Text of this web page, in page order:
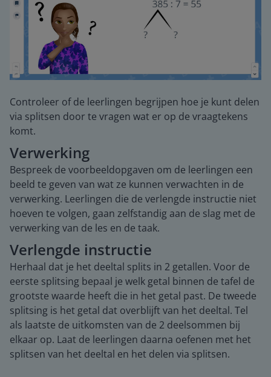
Controleer of de leerlingen begrijpen hoe je kunt delen
via splitsen door te vragen wat er op de vraagtekens
komt.
Verwerking
Bespreek de voorbeeldopgaven om de leerlingen een
beeld te geven van wat ze kunnen verwachten in de
verwerking. Leerlingen die de verlengde instructie niet
hoeven te volgen, gaan zelfstandig aan de slag met de
verwerking van de les en de taak.
Verlengde instructie
Herhaal dat je het deeltal splits in 2 getallen. Voor de
eerste splitsing bepaal je welk getal binnen de tafel de
grootste waarde heeft die in het getal past. De tweede
splitsing is het getal dat overblijft van het deeltal. Tel
als laatste de uitkomsten van de 2 deelsommen bij
elkaar op. Laat de leerlingen daarna oefenen met het
splitsen van het deeltal en het delen via splitsen.